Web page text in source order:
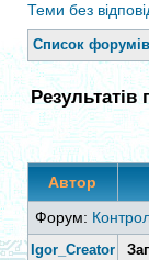
Теми без
Список форумів
Автор
Форум:
Igor_Creator